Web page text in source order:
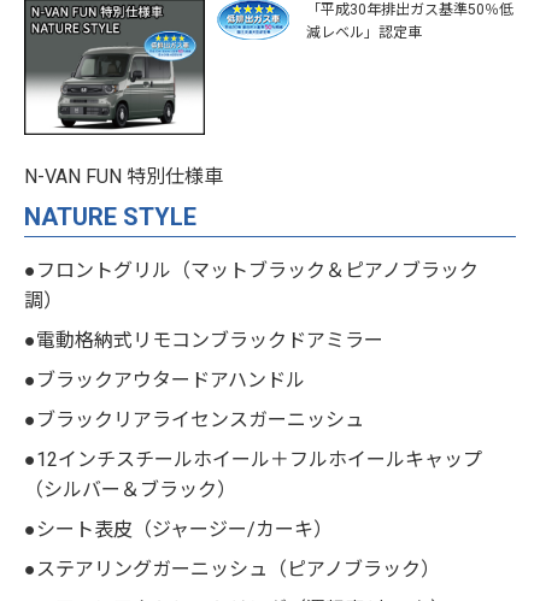
「平成30年排出ガス基準50％低
減レベル」認定車
N-VAN FUN 特別仕様車
NATURE STYLE
●フロントグリル（マットブラック＆ピアノブラック
調）
●電動格納式リモコンブラックドアミラー
●ブラックアウタードアハンドル
●ブラックリアライセンスガーニッシュ
●12インチスチールホイール＋フルホイールキャップ
（シルバー＆ブラック）
●シート表皮（ジャージー/カーキ）
●ステアリングガーニッシュ（ピアノブラック）